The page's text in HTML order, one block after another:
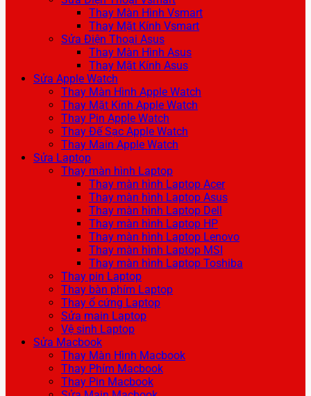
Thay Màn Hình Vsmart
Thay Mặt Kính Vsmart
Sửa Điện Thoại Asus
Thay Màn Hình Asus
Thay Mặt Kính Asus
Sửa Apple Watch
Thay Màn Hình Apple Watch
Thay Mặt Kính Apple Watch
Thay Pin Apple Watch
Thay Đế Sạc Apple Watch
Thay Main Apple Watch
Sửa Laptop
Thay màn hình Laptop
Thay màn hình Laptop Acer
Thay màn hình Laptop Asus
Thay màn hình Laptop Dell
Thay màn hình Laptop HP
Thay màn hình Laptop Lenovo
Thay màn hình Laptop MSI
Thay màn hình Laptop Toshiba
Thay pin Laptop
Thay bàn phím Laptop
Thay ổ cứng Laptop
Sửa main Laptop
Vệ sinh Laptop
Sửa Macbook
Thay Màn Hình Macbook
Thay Phím Macbook
Thay Pin Macbook